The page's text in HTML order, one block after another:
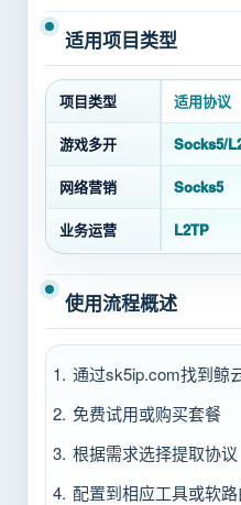
适用项目类型
项目类型 适用协议
游戏多开 Socks5/
网络营销 Socks5
业务运营 L2TP
使用流程概述
通过sk5ip.com找到鲸
免费试用或购买套餐
根据需求选择提取协议
配置到相应工具或软